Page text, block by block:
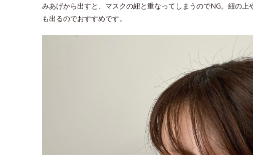
みあげから出すと、マスクの紐と重なってしまうのでNG。紐の
も出るのでおすすめです。